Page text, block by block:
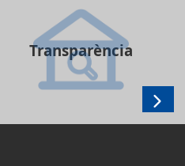
Transparència